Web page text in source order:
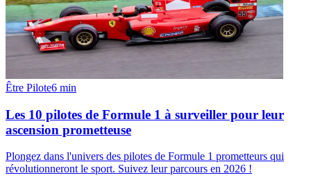
Être Pilote6 min
Les 10 pilotes de Formule 1 à surveiller pour leur
ascension prometteuse
Plongez dans l'univers des pilotes de Formule 1 prometteurs qui
révolutionneront le sport. Suivez leur parcours en 2026 !